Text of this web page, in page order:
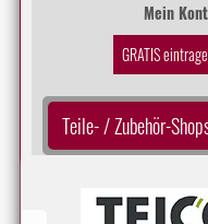
Mein
GRATIS
Teile- / Zubehör-